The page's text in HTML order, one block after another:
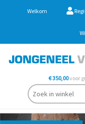
Welkom
€ 350,00voor